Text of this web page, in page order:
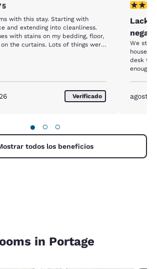
Feria. 1 reseña
5
with this stay. Starting with
and extending into cleanliness.
with stains on my bedding, floor,
the curtains. Lots of things were
Verificado
Lack
We
housekeeping. I should not
desk to
enough
agosto
● ○ ○
todos los beneficios
in Portage